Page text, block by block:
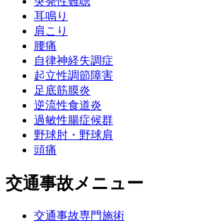
耳鳴り
肩こり
腰痛
自律神経失調症
起立性調節障害
足底筋膜炎
逆流性食道炎
過敏性腸症候群
野球肘・野球肩
頭痛
交通事故メニュー
交通事故専門施術